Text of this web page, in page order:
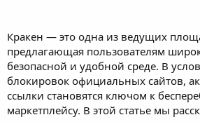
Кракeн — это одна из ведущих
предлагающая пользователям
безопасной и удобной среде. В
блокировок официальных сайтов,
ссылки становятся ключом к
маркетплейсу. В этой статье мы